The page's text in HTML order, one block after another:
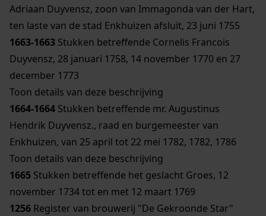
Adriaan Duyvensz, zoon van Immagonda van der Hart,
ten laste van de stad Enkhuizen afsluit, 23 juni 1755
1663-1663 Stukken betreffende Cornelis Francois
Duyvensz, 28 januari 1758, 14 november 1770 en 27
december 1773
Toon details van deze beschrijving
1664-1664 Stukken betreffende mr. Augustinus
Hendrik Duyvensz., raad en burgemeester van
Enkhuizen, van 25 april tot 22 mei 1782, 1782, 1786
Toon details van deze beschrijving
1665 Stukken betreffende het geslacht Groes, 12
november 1734 tot en met 12 maart 1769
1256 Register van brouwerij "De Gekroonde Star"